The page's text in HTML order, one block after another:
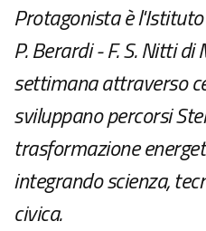
Protagonista è
P. Berardi - F. S. Nitti
settimana attraverso
sviluppano percorsi
trasformazione
integrando scienza,
civica.